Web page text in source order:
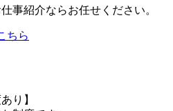
事紹介ならお任せください。
ちら
り】